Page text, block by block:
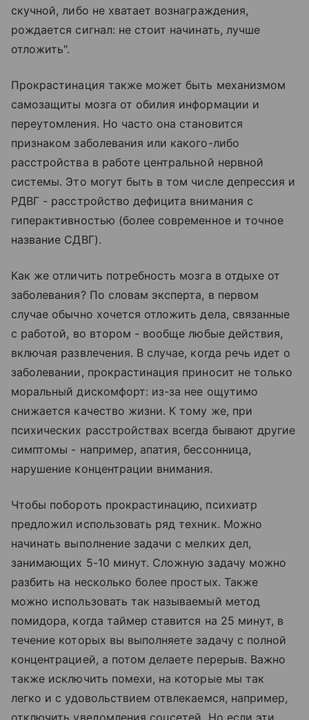
скучной, либо не хватает вознаграждения,
рождается сигнал: не стоит начинать, лучше
отложить".
Прокрастинация также может быть механизмом
самозащиты мозга от обилия информации и
переутомления. Но часто она становится
признаком заболевания или какого-либо
расстройства в работе центральной нервной
системы. Это могут быть в том числе депрессия и
РДВГ - расстройство дефицита внимания с
гиперактивностью (более современное и точное
название СДВГ).
Как же отличить потребность мозга в отдыхе от
заболевания? По словам эксперта, в первом
случае обычно хочется отложить дела, связанные
с работой, во втором - вообще любые действия,
включая развлечения. В случае, когда речь идет о
заболевании, прокрастинация приносит не только
моральный дискомфорт: из-за нее ощутимо
снижается качество жизни. К тому же, при
психических расстройствах всегда бывают другие
симптомы - например, апатия, бессонница,
нарушение концентрации внимания.
Чтобы побороть прокрастинацию, психиатр
предложил использовать ряд техник. Можно
начинать выполнение задачи с мелких дел,
занимающих 5-10 минут. Сложную задачу можно
разбить на несколько более простых. Также
можно использовать так называемый метод
помидора, когда таймер ставится на 25 минут, в
течение которых вы выполняете задачу с полной
концентрацией, а потом делаете перерыв. Важно
также исключить помехи, на которые мы так
легко и с удовольствием отвлекаемся, например,